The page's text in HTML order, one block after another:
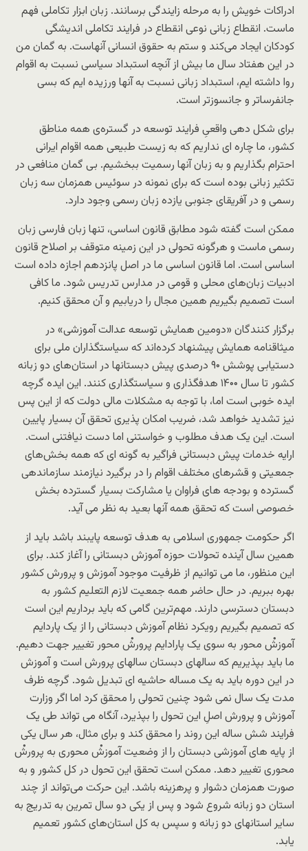
ادراکات خویش را به مرحله زایندگی برسانند. زبان ابزار تکاملی فهم
ماست. انقطاع زبانی نوعی انقطاع در فرایند تکاملی اندیشگی
کودکان ایجاد می‌کند و ستم به حقوق انسانی آنهاست. به گمان من
در این هفتاد سال ما بیش از آنچه استبداد سیاسی نسبت به اقوام
روا داشته ایم، استبداد زبانی نسبت به آنها ورزیده ایم که بسی
جانفرساتر و جانسوزتر است.
برای شکل دهی واقعیِ فرایند توسعه در گستره‌ی همه مناطق
کشور، ما چاره ای نداریم که به زیست طبیعی همه اقوام ایرانی
احترام بگذاریم و به زبان آنها رسمیت ببخشیم. بی گمان منافعی در
تکثیر زبانی بوده است که برای نمونه در سوئیس همزمان سه زبان
رسمی و در آفریقای جنوبی یازده زبان رسمی وجود دارد.
ممکن است گفته شود مطابق قانون اساسی، تنها زبان فارسی زبان
رسمی ماست و هرگونه تحولی در این زمینه متوقف بر اصلاح قانون
اساسی است. اما قانون اساسی ما در اصل پانزدهم اجازه داده است
ادبیات زبان‌های محلی و قومی در مدارس تدریس شود. ما کافی
است تصمیم بگیریم همین مجال را دریابیم و آن محقق کنیم.
برگزار کنندگان «دومین همایش توسعه عدالت آموزشی» در
میثاقنامه همایش پیشنهاد کرده‌اند که سیاستگذاران ملی برای
دستیابی پوشش ۹۰ درصدی پیش دبستانها در استان‌های دو زبانه
کشور تا سال ۱۴۰۰ هدفگذاری و سیاستگذاری کنند. این ایده گرچه
ایده خوبی است اما، با توجه به مشکلات مالی دولت که از این پس
نیز تشدید خواهد شد، ضریب امکان پذیری تحقق آن بسیار پایین
است. این یک هدف مطلوب و خواستنی اما دست نیافتنی است.
ارایه خدمات پیش دبستانی فراگیر به گونه ای که همه بخش‌های
جمعیتی و قشرهای مختلف اقوام را در برگیرد نیازمند سازماندهی
گسترده و بودجه های فراوان یا مشارکت بسیار گسترده بخش
خصوصی است که تحقق همه آنها بعید به نظر می آید.
اگر حکومت جمهوری اسلامی به هدف توسعه پایبند باشد باید از
همین سال آینده تحولات حوزه آموزش دبستانی را آغاز کند. برای
این منظور، ما می توانیم از ظرفیت موجود آموزش و پرورش کشور
بهره ببریم. در حال حاضر همه جمعیت لازم التعلیم کشور به
دبستان دسترسی دارند. مهم‌ترین گامی که باید برداریم این است
که تصمیم بگیریم رویکرد نظام آموزش دبستانی را از یک پاردایم
آموزشْ محور به سوی یک پارادایم پرورشْ محور تغییر جهت دهیم.
ما باید بپذیریم که سالهای دبستان سالهای پرورش است و آموزش
در این دوره باید به یک مساله حاشیه ای تبدیل شود. گرچه ظرف
مدت یک سال نمی شود چنین تحولی را محقق کرد اما اگر وزارت
آموزش و پرورش اصلِ این تحول را بپذیرد، آنگاه می تواند طی یک
فرایند شش ساله این روند را محقق کند و برای مثال، هر سال یکی
از پایه های آموزشی دبستان را از وضعیت آموزشْ محوری به پرورشْ
محوری تغییر دهد. ممکن است تحقق این تحول در کل کشور و به
صورت همزمان دشوار و پرهزینه باشد. این حرکت می‌تواند از چند
استان دو زبانه شروع شود و پس از یکی دو سال تمرین به تدریج به
سایر استانهای دو زبانه و سپس به کل استان‌های کشور تعمیم
یابد.